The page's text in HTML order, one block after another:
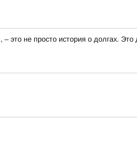
не просто история о долгах. Это